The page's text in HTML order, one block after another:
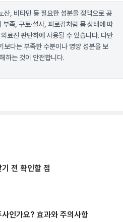
산, 비타민 등 필요한 성분을 정맥으로 공
족, 구토·설사, 피로감처럼 몸 상태에 따
료진 판단하에 사용될 수 있습니다. 다만
보다는 부족한 수분이나 영양 성분을 보
하는 것이 안전합니다.
전 확인할 점
인가요? 효과와 주의사항